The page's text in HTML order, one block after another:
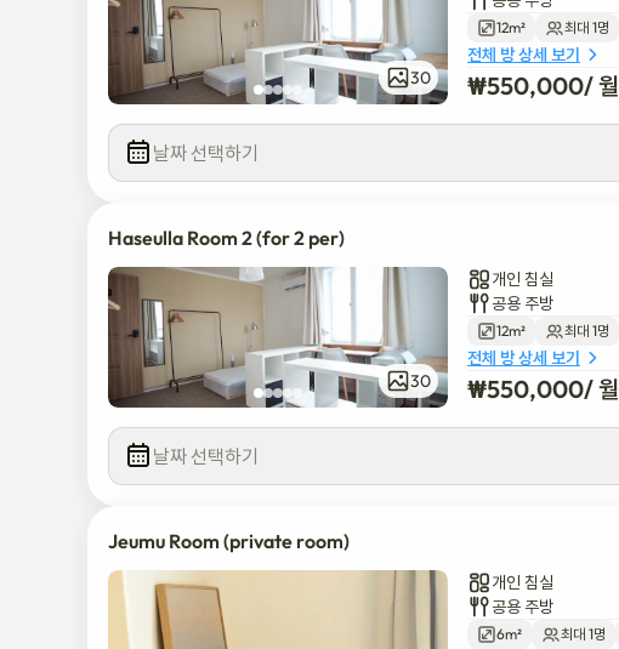
30
12m² 최대 1명
전체 방 상세 보기
₩550,000/ 월
날짜 선택하기
Haseulla Room 2 (for 2 per)
30
개인 침실
공용 주방
12m² 최대 1명
전체 방 상세 보기
₩550,000/ 월
날짜 선택하기
Jeumu Room (private room)
개인 침실
공용 주방
6m² 최대 1명